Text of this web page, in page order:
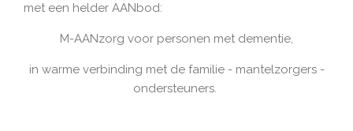
met een helder AANbod:
M-AANzorg voor personen met dementie,
in warme verbinding met de familie - mantelzorgers -
ondersteuners.